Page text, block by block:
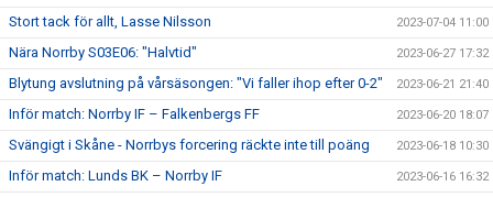
Stort tack för allt, Lasse Nilsson 2023-07-04 11:00
Nära Norrby S03E06: "Halvtid" 2023-06-27 17:32
Blytung avslutning på vårsäsongen: "Vi faller ihop efter 0-2" 2023-06-21 21:40
Inför match: Norrby IF – Falkenbergs FF 2023-06-20 18:07
Svängigt i Skåne - Norrbys forcering räckte inte till poäng 2023-06-18 10:30
Inför match: Lunds BK – Norrby IF 2023-06-16 16:32